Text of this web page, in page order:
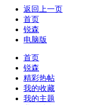
返回上一页
首页
锐森
电脑版
首页
锐森
精彩热帖
我的收藏
我的主题